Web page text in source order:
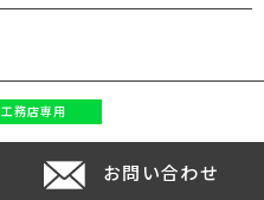
工務店専用
お問い合わせ